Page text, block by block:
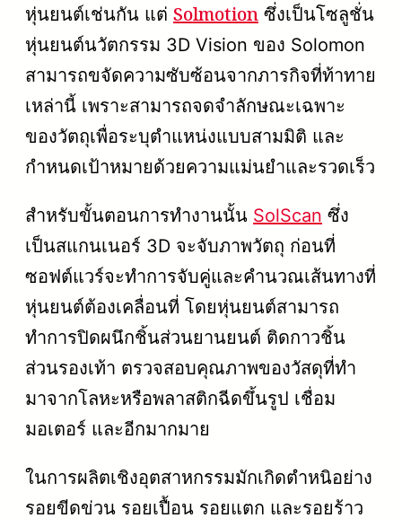
หุ่นยนต์เช่นกัน แต่ Solmotion ซึ่งเป็นโซลูชั่น
หุ่นยนต์นวัตกรรม 3D Vision ของ Solomon
สามารถขจัดความซับซ้อนจากภารกิจที่ท้าทาย
เหล่านี้ เพราะสามารถจดจำลักษณะเฉพาะ
ของวัตถุเพื่อระบุตำแหน่งแบบสามมิติ และ
กำหนดเป้าหมายด้วยความแม่นยำและรวดเร็ว
สำหรับขั้นตอนการทำงานนั้น SolScan ซึ่ง
เป็นสแกนเนอร์ 3D จะจับภาพวัตถุ ก่อนที่
ซอฟต์แวร์จะทำการจับคู่และคำนวณเส้นทางที่
หุ่นยนต์ต้องเคลื่อนที่ โดยหุ่นยนต์สามารถ
ทำการปิดผนึกชิ้นส่วนยานยนต์ ติดกาวชิ้น
ส่วนรองเท้า ตรวจสอบคุณภาพของวัสดุที่ทำ
มาจากโลหะหรือพลาสติกฉีดขึ้นรูป เชื่อม
มอเตอร์ และอีกมากมาย
ในการผลิตเชิงอุตสาหกรรมมักเกิดตำหนิอย่าง
รอยขีดข่วน รอยเปื้อน รอยแตก และรอยร้าว